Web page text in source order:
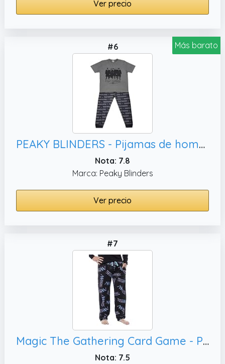
Ver precio
Más barato
#6
PEAKY BLINDERS - Pijamas de hombre de estilo loungewear, S
Nota: 7.8
Marca: Peaky Blinders
Ver precio
#7
Magic The Gathering Card Game - Pantalones de pijama para hombre, Medium
Nota: 7.5